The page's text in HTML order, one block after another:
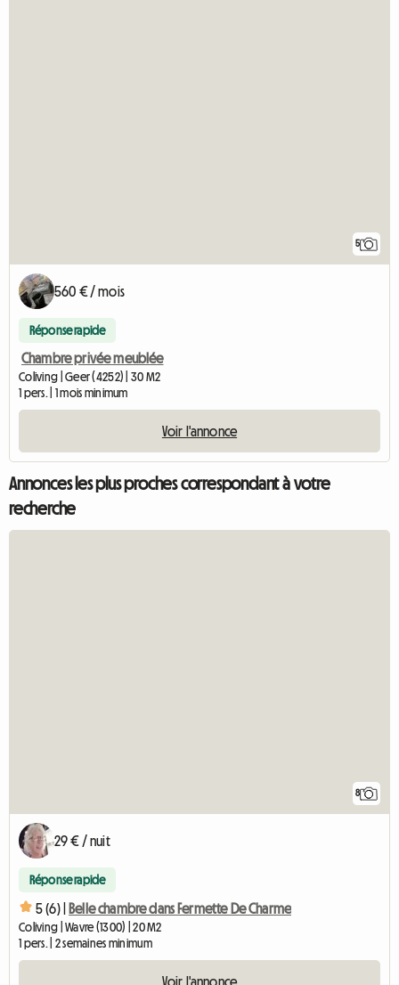
5
560 € / mois
Réponse rapide
Chambre privée meublée
Coliving | Geer (4252) | 30 M2
1 pers. | 1 mois minimum
Voir l'annonce
Annonces les plus proches correspondant à votre
recherche
8
29 € / nuit
Réponse rapide
5 (6) | Belle chambre dans Fermette De Charme
Coliving | Wavre (1300) | 20 M2
1 pers. | 2 semaines minimum
Voir l'annonce